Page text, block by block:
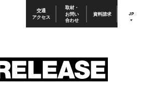
交通
アクセス
取材・
お問い
合わせ
資料請求 JP